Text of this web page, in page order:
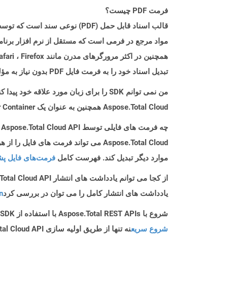
فرمت PDF چیست؟
تبدیل اسناد خود را به فرمت فایل PDF بدون نیاز به مؤلفه نرم افزاری اضافی ارائه می دهند.
من نمی توانم SDK را برای زبان مورد علاقه خود پیدا کنم. باید چکار کنم؟
Aspose.Total Cloud همچنین به عنوان یک Docker Container در دسترس است. در صورتی که SDK مورد نیاز شما هنوز در دسترس نیست، از آن با cURL استفاده کنید.
چه فرمت های فایلی توسط Aspose.Total Cloud API پشتیبانی می شود؟
موارد دیگر تبدیل کند. فهرست کامل فرمت‌های فایل
از کجا می توانم یادداشت های انتشار Aspose.Total Cloud API را برای Python پیدا کنم؟
یادداشت های انتشار کامل را می توان در بررسی کرد
شروع با Aspose.Total REST APIs با استفاده از Python SDK: راهنمای مبتدی
شروع سریعنه تنها از طریق اولیه سازی Aspose.Total Cloud API راهنمایی می کند، بلکه به نصب کتابخانه های مورد نیاز نیز کمک می کند.